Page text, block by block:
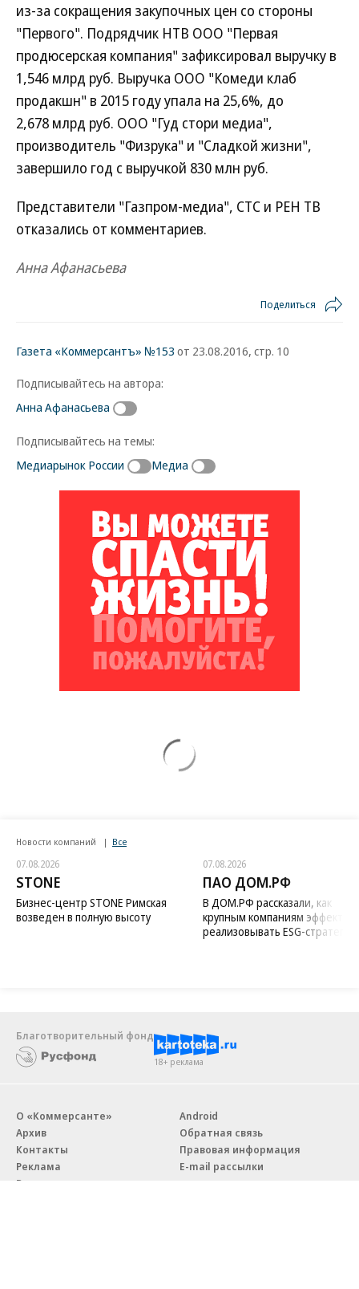
из-за сокращения закупочных цен со стороны
"Первого". Подрядчик НТВ ООО "Первая
продюсерская компания" зафиксировал выручку в
1,546 млрд руб. Выручка ООО "Комеди клаб
продакшн" в 2015 году упала на 25,6%, до
2,678 млрд руб. ООО "Гуд стори медиа",
производитель "Физрука" и "Сладкой жизни",
завершило год с выручкой 830 млн руб.
Представители "Газпром-медиа", СТС и РЕН ТВ
отказались от комментариев.
Анна Афанасьева
Поделиться
Газета «Коммерсантъ» №153 от 23.08.2016, стр. 10
Подписывайтесь на автора:
Анна Афанасьева
Подписывайтесь на темы:
Медиарынок России
Медиа
Новости компаний Все
07.08.2026
STONE
Бизнес-центр STONE Римская
возведен в полную высоту
07.08.2026
ПАО ДОМ.РФ
В ДОМ.РФ рассказали, как
крупным компаниям
реализовывать ESG-стратегию
Благотворительный фонд
18+ реклама
О «Коммерсанте»
Архив
Контакты
Реклама
Вакансии
Android
Обратная связь
Правовая информация
E-mail рассылки